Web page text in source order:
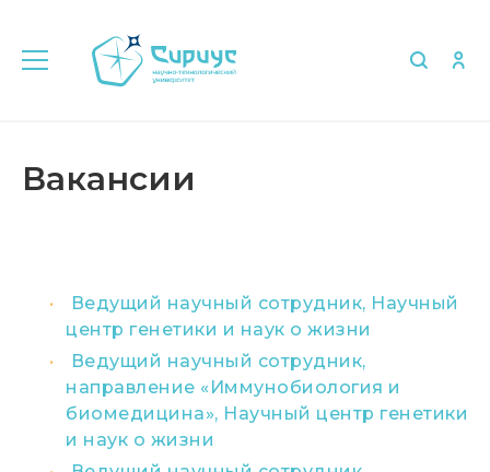
Вакансии
Ведущий научный сотрудник, Научный
центр генетики и наук о жизни
Ведущий научный сотрудник,
направление «Иммунобиология и
биомедицина», Научный центр генетики
и наук о жизни